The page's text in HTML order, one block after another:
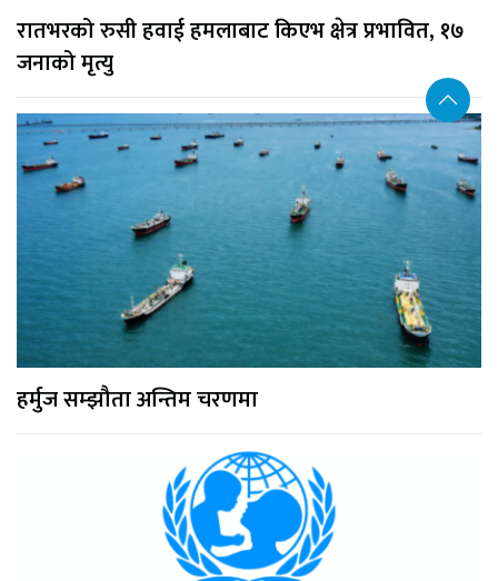
रातभरको रुसी हवाई हमलाबाट किएभ क्षेत्र प्रभावित, १७
जनाको मृत्यु
हर्मुज सम्झौता अन्तिम चरणमा